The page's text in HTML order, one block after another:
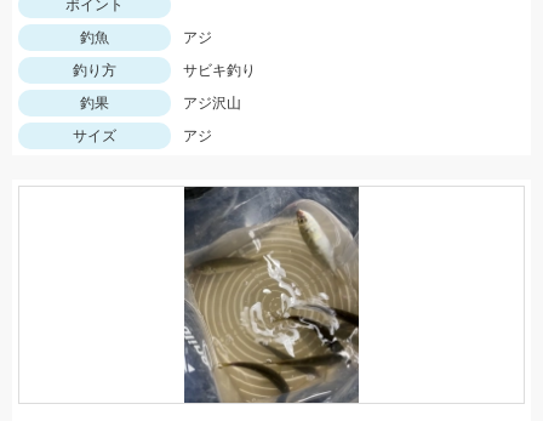
ポイント
釣魚
アジ
釣り方
サビキ釣り
釣果
アジ沢山
サイズ
アジ